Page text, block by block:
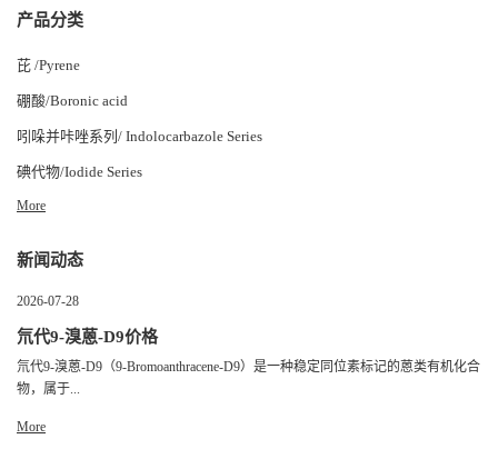
产品分类
芘 /Pyrene
硼酸/Boronic acid
吲哚并咔唑系列/ Indolocarbazole Series
碘代物/Iodide Series
More
新闻动态
2026-07-28
氘代9-溴蒽-D9价格
氘代9-溴蒽-D9（9-Bromoanthracene-D9）是一种稳定同位素标记的蒽类有机化合
物，属于...
More